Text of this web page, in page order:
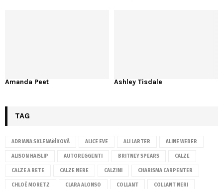
Amanda Peet Ashley Tisdale
TAG
ADRIANA SKLENAŘÍKOVÁ ALICE EVE ALI LARTER ALINE WEBER
ALISON HAISLIP AUTOREGGENTI BRITNEY SPEARS CALZE
CALZE A RETE CALZE NERE CALZINI CHARISMA CARPENTER
CHLOË MORETZ CLARA ALONSO COLLANT COLLANT NERI